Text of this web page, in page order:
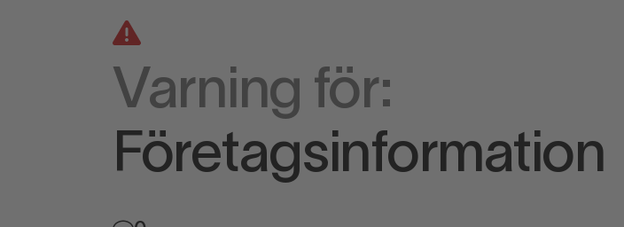
Varning för:
Företagsinformation